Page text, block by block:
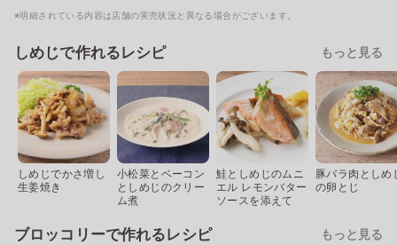
※明細されている内容は店舗の実売状況と異なる場合がございます。
しめじで作れるレシピ もっと見る
しめじでかさ増し
生姜焼き
小松菜とベーコン
としめじのクリー
ム煮
鮭としめじのムニ
エル レモンバター
ソースを添えて
豚バラ肉としめ
の卵とじ
ブロッコリーで作れるレシピ もっと見る